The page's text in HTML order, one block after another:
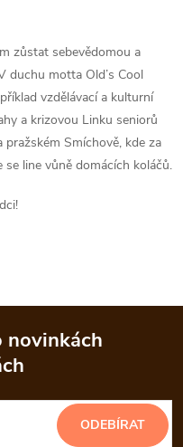
zůstat sebevědomou a
duchu motta Old’s Cool
vzdělávací a kulturní
a krizovou Linku seniorů
pražském Smíchově, kde za
line vůně domácích koláčů.
novinkách
ODEBÍRAT